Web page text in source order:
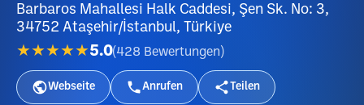
Barbaros Mahallesi Halk Caddesi, Şen Sk. No: 3,
34752 Ataşehir/İstanbul, Türkiye
★★★★★5.0(428 Bewertungen )
Webseite Anrufen Teilen